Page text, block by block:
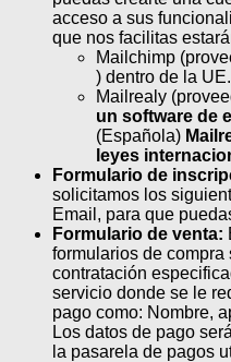
acceso a sus
que nos facilitas
Mailchimp
) dentro de la UE.
Mailrealy
un software de
(Española)
leyes
Formulario de
solicitamos los
Email, para que
Formulario de venta:
formularios de
contratación
servicio donde se le
pago como: Nombre,
Los datos de pago
la pasarela de pagos